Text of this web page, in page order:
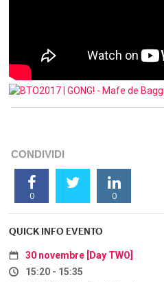
CONDIVIDI
0 0
QUICK INFO EVENTO
30 novembre [Day TWO]
15:20 - 15:35